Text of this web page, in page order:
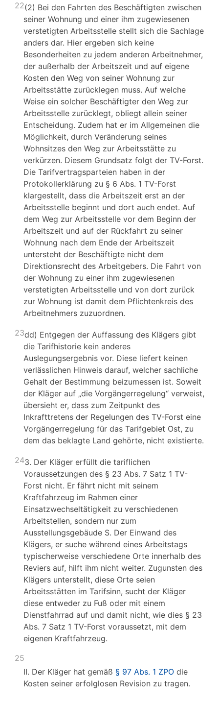
22(2) Bei den Fahrten des Beschäftigten zwischen
seiner Wohnung und einer ihm zugewiesenen
verstetigten Arbeitsstelle stellt sich die Sachlage
anders dar. Hier ergeben sich keine
Besonderheiten zu jedem anderen Arbeitnehmer,
der außerhalb der Arbeitszeit und auf eigene
Kosten den Weg von seiner Wohnung zur
Arbeitsstätte zurücklegen muss. Auf welche
Weise ein solcher Beschäftigter den Weg zur
Arbeitsstelle zurücklegt, obliegt allein seiner
Entscheidung. Zudem hat er im Allgemeinen die
Möglichkeit, durch Veränderung seines
Wohnsitzes den Weg zur Arbeitsstätte zu
verkürzen. Diesem Grundsatz folgt der TV-Forst.
Die Tarifvertragsparteien haben in der
Protokollerklärung zu § 6 Abs. 1 TV-Forst
klargestellt, dass die Arbeitszeit erst an der
Arbeitsstelle beginnt und dort auch endet. Auf
dem Weg zur Arbeitsstelle vor dem Beginn der
Arbeitszeit und auf der Rückfahrt zu seiner
Wohnung nach dem Ende der Arbeitszeit
untersteht der Beschäftigte nicht dem
Direktionsrecht des Arbeitgebers. Die Fahrt von
der Wohnung zu einer ihm zugewiesenen
verstetigten Arbeitsstelle und von dort zurück
zur Wohnung ist damit dem Pflichtenkreis des
Arbeitnehmers zuzuordnen.
23dd) Entgegen der Auffassung des Klägers gibt
die Tarifhistorie kein anderes
Auslegungsergebnis vor. Diese liefert keinen
verlässlichen Hinweis darauf, welcher sachliche
Gehalt der Bestimmung beizumessen ist. Soweit
der Kläger auf „die Vorgängerregelung“ verweist,
übersieht er, dass zum Zeitpunkt des
Inkrafttretens der Regelungen des TV-Forst eine
Vorgängerregelung für das Tarifgebiet Ost, zu
dem das beklagte Land gehörte, nicht existierte.
243. Der Kläger erfüllt die tariflichen
Voraussetzungen des § 23 Abs. 7 Satz 1 TV-
Forst nicht. Er fährt nicht mit seinem
Kraftfahrzeug im Rahmen einer
Einsatzwechseltätigkeit zu verschiedenen
Arbeitstellen, sondern nur zum
Ausstellungsgebäude S. Der Einwand des
Klägers, er suche während eines Arbeitstags
typischerweise verschiedene Orte innerhalb des
Reviers auf, hilft ihm nicht weiter. Zugunsten des
Klägers unterstellt, diese Orte seien
Arbeitsstätten im Tarifsinn, sucht der Kläger
diese entweder zu Fuß oder mit einem
Dienstfahrrad auf und damit nicht, wie dies § 23
Abs. 7 Satz 1 TV-Forst voraussetzt, mit dem
eigenen Kraftfahrzeug.
25
II. Der Kläger hat gemäß § 97 Abs. 1 ZPO die
Kosten seiner erfolglosen Revision zu tragen.